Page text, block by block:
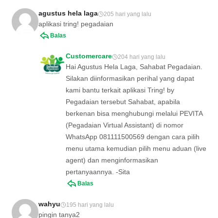
agustus hela laga 205 hari yang lalu
aplikasi tring! pegadaian
Balas
Customercare 204 hari yang lalu
Hai Agustus Hela Laga, Sahabat Pegadaian.
Silakan diinformasikan perihal yang dapat
kami bantu terkait aplikasi Tring! by
Pegadaian tersebut Sahabat, apabila
berkenan bisa menghubungi melalui PEVITA
(Pegadaian Virtual Assistant) di nomor
WhatsApp 081111500569 dengan cara pilih
menu utama kemudian pilih menu aduan (live
agent) dan menginformasikan
pertanyaannya. -Sita
Balas
wahyu 195 hari yang lalu
pingin tanya2